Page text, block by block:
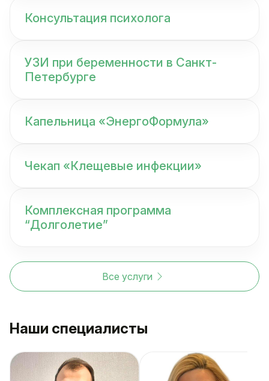
Консультация психолога
УЗИ при беременности в Санкт-
Петербурге
Капельница «ЭнергоФормула»
Чекап «Клещевые инфекции»
Комплексная программа
“Долголетие”
Все услуги
Наши специалисты